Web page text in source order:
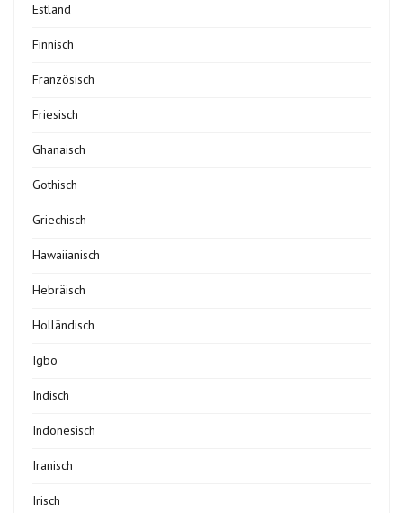
Estland
Finnisch
Französisch
Friesisch
Ghanaisch
Gothisch
Griechisch
Hawaiianisch
Hebräisch
Holländisch
Igbo
Indisch
Indonesisch
Iranisch
Irisch